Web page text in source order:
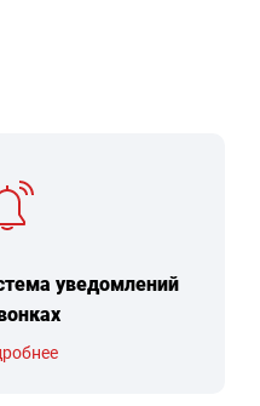
уведомлений